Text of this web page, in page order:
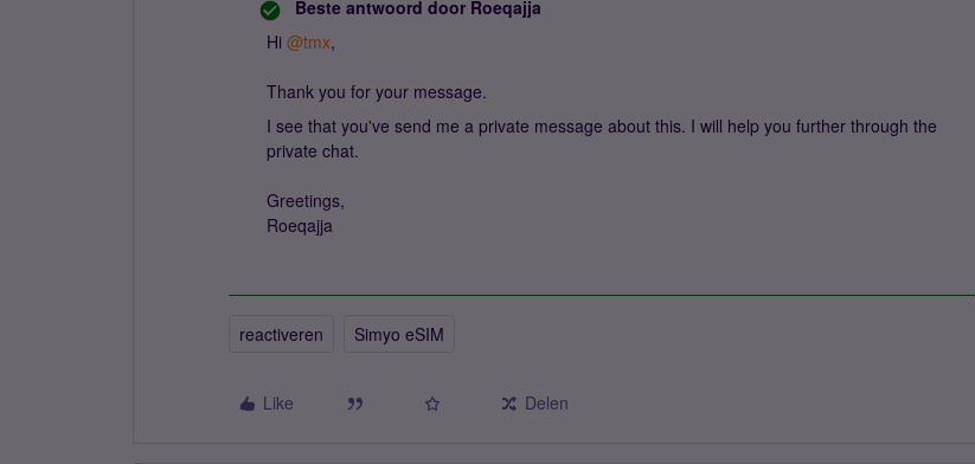
Beste antwoord door Roeqajja
Hi ​ @tmx,
Thank you for your message.
I see that you've send me a private message about this. I will help you further through the
private chat.
Greetings,
Roeqajja
reactiveren Simyo eSIM
Like Delen